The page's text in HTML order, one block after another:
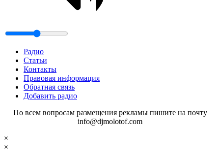
Радио
Статьи
Контакты
Правовая информация
Обратная связь
Добавить радио
По всем вопросам размещения рекламы пишите на почту
info@djmolotof.com
×
×